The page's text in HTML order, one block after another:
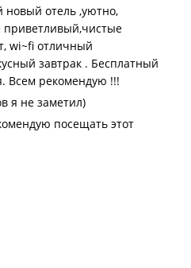
регистрации;
не допускается.
объектов классификации в
.
отель ,уютно,
приветливый,чистые
wi~fi отличный
завтрак . Бесплатный
Всем рекомендую !!!
я не заметил)
посещать этот